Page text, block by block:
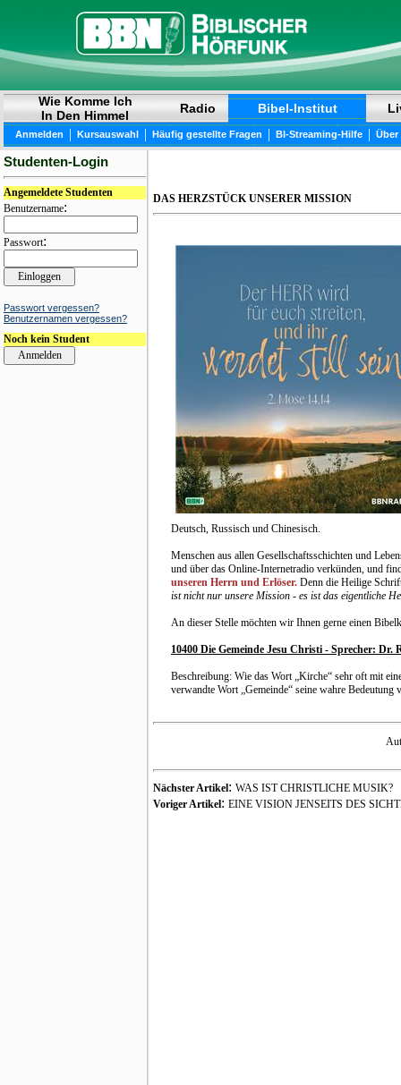
Wie Komme Ich
In Den Himmel
Radio Bibel-Institut
Anmelden | Kursauswahl | Häufig gestellte Fragen | BI-Streaming-Hilfe | Über
Studenten-Login
Angemeldete Studenten
Benutzername:
Passwort:
Passwort vergessen?
Benutzernamen vergessen?
Noch kein Student
DAS HERZSTÜCK UNSERER MISSION
Deutsch, Russisch und Chinesisch.
Menschen aus allen Gesellschaftsschichten und
und über das Online-Internetradio verkünden, und
unseren Herrn und Erlöser. Denn die Heilige
ist nicht nur unsere Mission - es ist das eigentliche
An dieser Stelle möchten wir Ihnen gerne einen
10400 Die Gemeinde Jesu Christi - Sprecher: Dr.
Beschreibung: Wie das Wort „Kirche“ sehr oft mit
verwandte Wort „Gemeinde“ seine wahre
Nächster Artikel: WAS IST CHRISTLICHE MUSIK?
Voriger Artikel: EINE VISION JENSEITS DES